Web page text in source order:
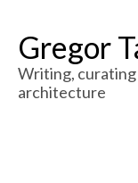
Gregor
Writing, curating
architecture